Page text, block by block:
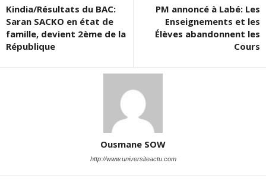
Kindia/Résultats du BAC:
Saran SACKO en état de
famille, devient 2ème de la
République
PM annoncé à Labé: Les
Enseignements et les
Élèves abandonnent les
Cours
Ousmane SOW
http://www.universiteactu.com